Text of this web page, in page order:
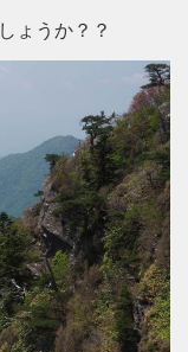
ょうか？？